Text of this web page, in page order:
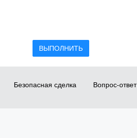
ВЫПОЛНИТЬ
Безопасная сделка Вопрос-ответ